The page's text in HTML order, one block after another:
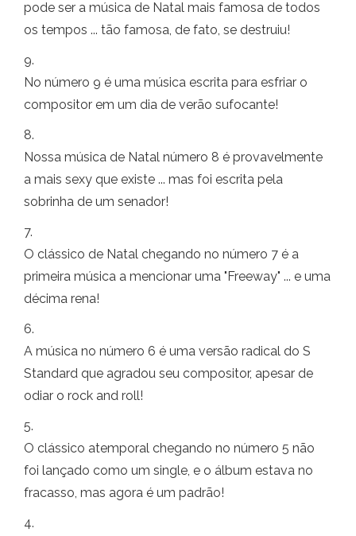
pode ser a música de Natal mais famosa de todos
os tempos ... tão famosa, de fato, se destruiu!
9.
No número 9 é uma música escrita para esfriar o
compositor em um dia de verão sufocante!
8.
Nossa música de Natal número 8 é provavelmente
a mais sexy que existe ... mas foi escrita pela
sobrinha de um senador!
7.
O clássico de Natal chegando no número 7 é a
primeira música a mencionar uma "Freeway" ... e uma
décima rena!
6.
A música no número 6 é uma versão radical do S
Standard que agradou seu compositor, apesar de
odiar o rock and roll!
5.
O clássico atemporal chegando no número 5 não
foi lançado como um single, e o álbum estava no
fracasso, mas agora é um padrão!
4.